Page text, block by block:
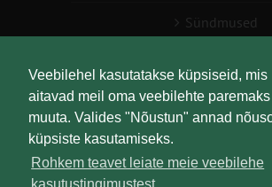
Veebilehel kasutatakse küpsiseid, mis
aitavad meil oma veebilehte paremaks
muuta. Valides "Nõustun" annad
küpsiste kasutamiseks.
Rohkem teavet leiate meie veebilehe
Sündmused
Teabesalv
Liitu uudiskirjaga